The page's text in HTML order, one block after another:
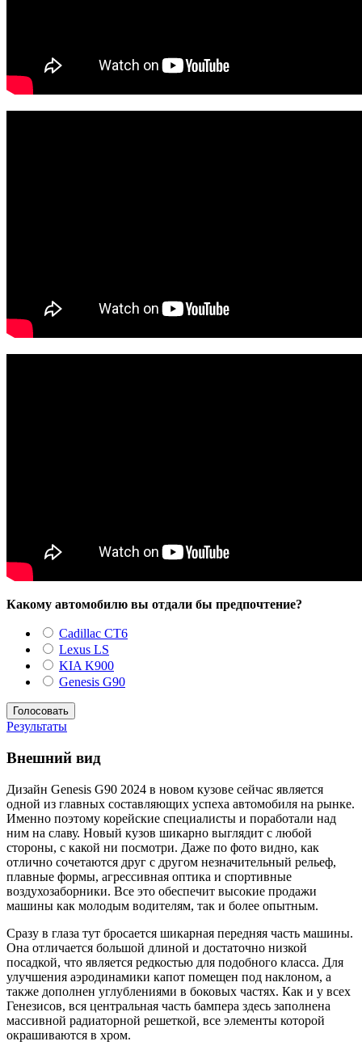
Какому автомобилю вы отдали бы предпочтение?
Cadillac CT6
Lexus LS
KIA K900
Genesis G90
Результаты
Внешний вид
Дизайн Genesis G90 2024 в новом кузове сейчас является
одной из главных составляющих успеха автомобиля на рынке.
Именно поэтому корейские специалисты и поработали над
ним на славу. Новый кузов шикарно выглядит с любой
стороны, с какой ни посмотри. Даже по фото видно, как
отлично сочетаются друг с другом незначительный рельеф,
плавные формы, агрессивная оптика и спортивные
воздухозаборники. Все это обеспечит высокие продажи
машины как молодым водителям, так и более опытным.
Сразу в глаза тут бросается шикарная передняя часть машины.
Она отличается большой длиной и достаточно низкой
посадкой, что является редкостью для подобного класса. Для
улучшения аэродинамики капот помещен под наклоном, а
также дополнен углублениями в боковых частях. Как и у всех
Генезисов, вся центральная часть бампера здесь заполнена
массивной радиаторной решеткой, все элементы которой
окрашиваются в хром.